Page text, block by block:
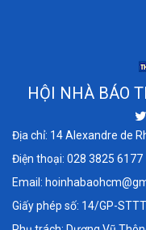
HỘI NHÀ BÁO
Địa chỉ: 14 Alexandre de
Điện thoại: 028 3825 6177
Email:
Giấy phép số: 14/GP-